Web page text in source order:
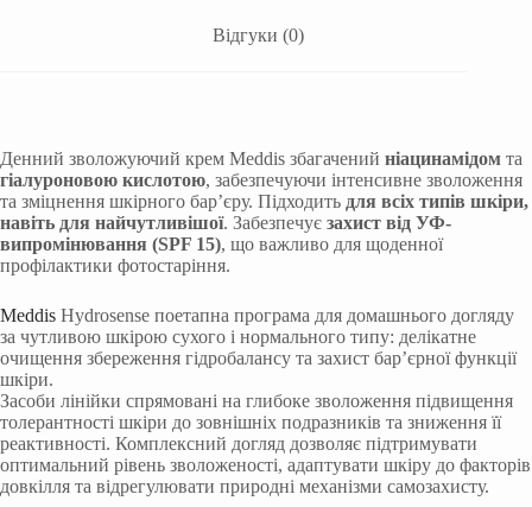
Відгуки (0)
Денний зволожуючий крем Meddis збагачений ніацинамідом та
гіалуроновою кислотою, забезпечуючи інтенсивне зволоження
та зміцнення шкірного бар’єру. Підходить для всіх типів шкіри,
навіть для найчутливішої. Забезпечує захист від УФ-
випромінювання (SPF 15), що важливо для щоденної
профілактики фотостаріння.
Meddis Hydrosense поетапна програма для домашнього догляду
за чутливою шкірою сухого і нормального типу: делікатне
очищення збереження гідробалансу та захист бар’єрної функції
шкіри.
Засоби лінійки спрямовані на глибоке зволоження підвищення
толерантності шкіри до зовнішніх подразників та зниження її
реактивності. Комплексний догляд дозволяє підтримувати
оптимальний рівень зволоженості, адаптувати шкіру до факторів
довкілля та відрегулювати природні механізми самозахисту.